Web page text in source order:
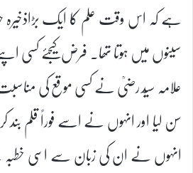
ہے کہ اس وقت علم کا ایک بڑاذخیرہ
سینوں میں ہوتا تھا۔ فرض کیجئے کسی
علامہ سیّد رضیؒ نے کسی موقع کی
سن لیا اور انہوں نے اسے فوراً قلم بند
انہوں نے ان کی زبان سے اسی